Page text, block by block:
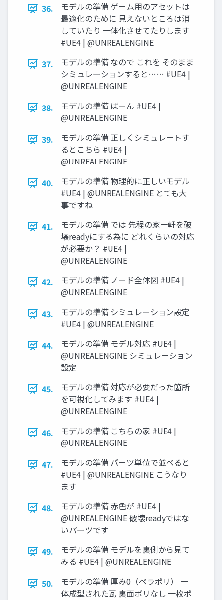
36.
モデルの準備 ゲーム用のアセットは
最適化のために 見えないところは消
していたり 一体化させてたりします
#UE4 | @UNREALENGINE
37.
モデルの準備 なので これを そのまま
シミュレーションすると…… #UE4 |
@UNREALENGINE
38.
モデルの準備 ばーん #UE4 |
@UNREALENGINE
39.
モデルの準備 正しくシミュレートす
るとこちら #UE4 |
@UNREALENGINE
40.
モデルの準備 物理的に正しいモデル
#UE4 | @UNREALENGINE とても大
事ですね
41.
モデルの準備 では 先程の家一軒を破
壊readyにする為に どれくらいの対応
が必要か？ #UE4 |
@UNREALENGINE
42.
モデルの準備 ノード全体図 #UE4 |
@UNREALENGINE
43.
モデルの準備 シミュレーション設定
#UE4 | @UNREALENGINE
44.
モデルの準備 モデル対応 #UE4 |
@UNREALENGINE シミュレーション
設定
45.
モデルの準備 対応が必要だった箇所
を可視化してみます #UE4 |
@UNREALENGINE
46.
モデルの準備 こちらの家 #UE4 |
@UNREALENGINE
47.
モデルの準備 パーツ単位で並べると
#UE4 | @UNREALENGINE こうなり
ます
48.
モデルの準備 赤色が #UE4 |
@UNREALENGINE 破壊readyではな
いパーツです
49.
モデルの準備 モデルを裏側から見て
みる #UE4 | @UNREALENGINE
50.
モデルの準備 厚み0（ペラポリ） 一
体成型された瓦 裏面ポリなし 一枚ポ